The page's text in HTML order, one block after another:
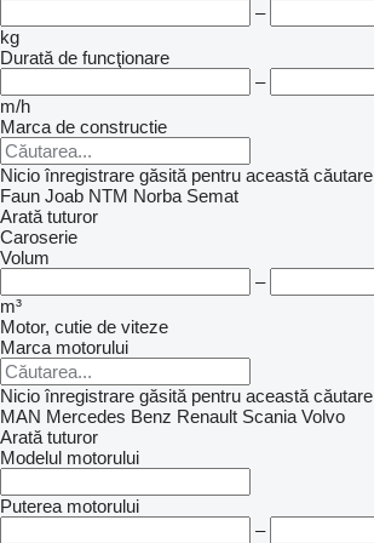
–
kg
Durată de funcţionare
–
m/h
Marca de constructie
Nicio înregistrare găsită pentru această căutare
Faun Joab NTM Norba Semat
Arată tuturor
Caroserie
Volum
–
m³
Motor, cutie de viteze
Marca motorului
Nicio înregistrare găsită pentru această căutare
MAN Mercedes Benz Renault Scania Volvo
Arată tuturor
Modelul motorului
Puterea motorului
–